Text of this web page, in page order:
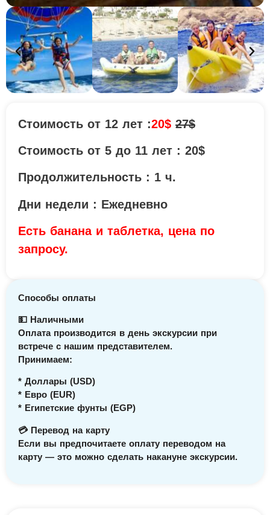
Стоимость от 12 лет :20$ 27$
Стоимость от 5 до 11 лет : 20$
Продолжительность : 1 ч.
Дни недели : Ежедневно
Есть бананa и таблетка, цена по
запросу.
Способы оплаты
💵 Наличными
Оплата производится в день экскурсии при
встрече с нашим представителем.
Принимаем:
* Доллары (USD)
* Евро (EUR)
* Египетские фунты (EGP)
💳 Перевод на карту
Если вы предпочитаете оплату переводом на
карту — это можно сделать накануне экскурсии.